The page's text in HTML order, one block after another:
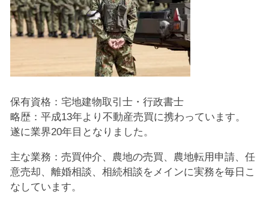
保有資格：宅地建物取引士・行政書士
略歴：平成13年より不動産売買に携わっています。
遂に業界20年目となりました。
主な業務：売買仲介、農地の売買、農地転用申請、任
意売却、離婚相談、相続相談をメインに実務を毎日こ
なしています。